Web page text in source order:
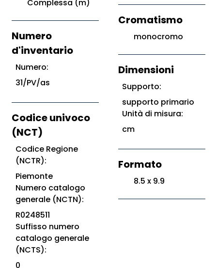
Complessa (m)
Numero
d'inventario
Numero:
31/PV/as
Codice univoco
(NCT)
Codice Regione
(NCTR):
Piemonte
Numero catalogo
generale (NCTN):
R0248511
Suffisso numero
catalogo generale
(NCTS):
0
Cromatismo
monocromo
Dimensioni
Supporto:
supporto primario
Unità di misura:
cm
Formato
8.5 x 9.9